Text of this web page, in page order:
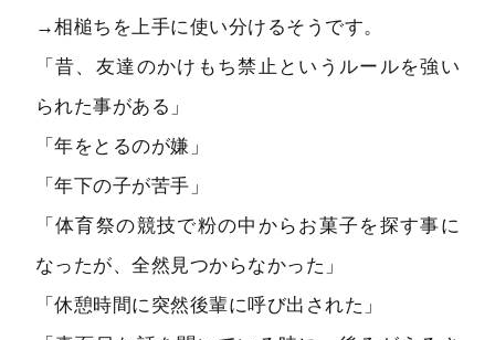
→相槌ちを上手に使い分けるそうです。
「昔、友達のかけもち禁止というルールを強い
られた事がある」
「年をとるのが嫌」
「年下の子が苦手」
「体育祭の競技で粉の中からお菓子を探す事に
なったが、全然見つからなかった」
「休憩時間に突然後輩に呼び出された」